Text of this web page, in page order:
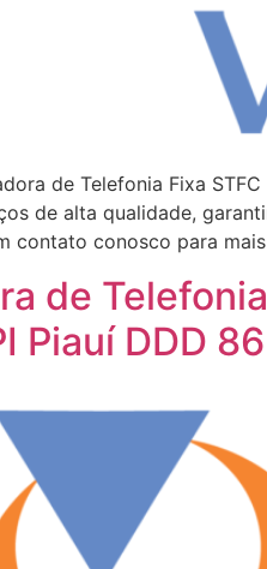
de Telefonia Fixa
de alta qualidade,
contato conosco para
de
Piauí DDD 86